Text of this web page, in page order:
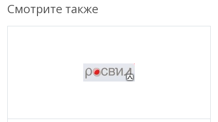
Смотрите также